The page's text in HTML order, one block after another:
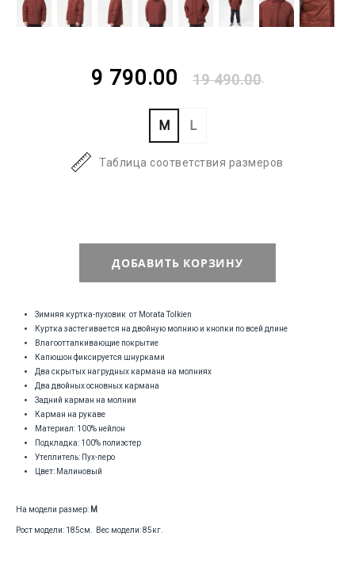
9 790.00 19 490.00
M L
Таблица соответствия размеров
ДОБАВИТЬ КОРЗИНУ
Зимняя куртка-пуховик от Morata Tolkien
Куртка застегивается на двойную молнию и кнопки по всей длине
Влагоотталкивающие покрытие
Капюшон фиксируется шнурками
Два скрытых нагрудных кармана на молниях
Два двойных основных кармана
Задний карман на молнии
Карман на рукаве
Материал: 100% нейлон
Подкладка: 100% полиэстер
Утеплитель: Пух-перо
Цвет: Малиновый
На модели размер: М
Рост модели: 185см. Вес модели: 85кг.